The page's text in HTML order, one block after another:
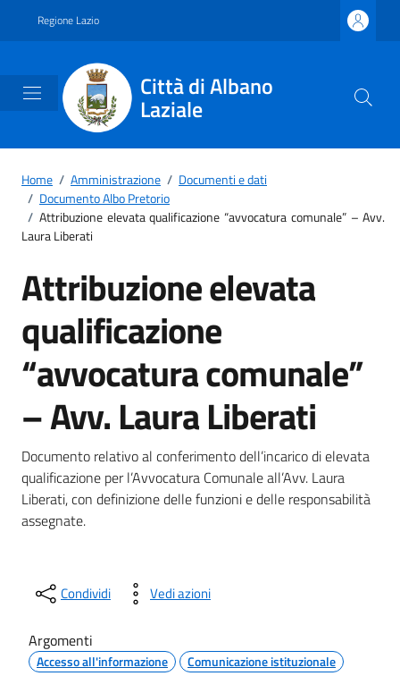
Regione Lazio
Città di Albano
Laziale
Home / Amministrazione / Documenti e dati
/ Documento Albo Pretorio
/ Attribuzione elevata qualificazione “avvocatura comunale” – Avv.
Laura Liberati
Attribuzione elevata
qualificazione
“avvocatura comunale”
– Avv. Laura Liberati
Dettagli del documento
Documento relativo al conferimento dell’incarico di elevata
qualificazione per l’Avvocatura Comunale all’Avv. Laura
Liberati, con definizione delle funzioni e delle responsabilità
assegnate.
Condividi Vedi azioni
Argomenti
Accesso all'informazione Comunicazione istituzionale